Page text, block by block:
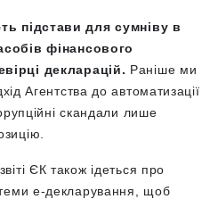
підстави для сумніву в
фінансового
декларацій. Раніше ми
Агентства до автоматизації
скандали лише
ЄК також ідеться про
е-декларування, щоб